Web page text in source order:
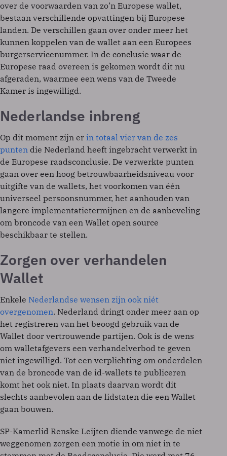
over de voorwaarden van zo’n Europese wallet,
bestaan verschillende opvattingen bij Europese
landen. De verschillen gaan over onder meer het
kunnen koppelen van de wallet aan een Europees
burgerservicenummer. In de conclusie waar de
Europese raad overeen is gekomen wordt dit nu
afgeraden, waarmee een wens van de Tweede
Kamer is ingewilligd.
Nederlandse inbreng
Op dit moment zijn er in totaal vier van de zes
punten die Nederland heeft ingebracht verwerkt in
de Europese raadsconclusie. De verwerkte punten
gaan over een hoog betrouwbaarheidsniveau voor
uitgifte van de wallets, het voorkomen van één
universeel persoonsnummer, het aanhouden van
langere implementatietermijnen en de aanbeveling
om broncode van een Wallet open source
beschikbaar te stellen.
Zorgen over verhandelen
Wallet
Enkele Nederlandse wensen zijn ook niét
overgenomen. Nederland dringt onder meer aan op
het registreren van het beoogd gebruik van de
Wallet door vertrouwende partijen. Ook is de wens
om walletafgevers een verhandelverbod te geven
niet ingewilligd. Tot een verplichting om onderdelen
van de broncode van de id-wallets te publiceren
komt het ook niet. In plaats daarvan wordt dit
slechts aanbevolen aan de lidstaten die een Wallet
gaan bouwen.
SP-Kamerlid Renske Leijten diende vanwege de niet
weggenomen zorgen een motie in om niet in te